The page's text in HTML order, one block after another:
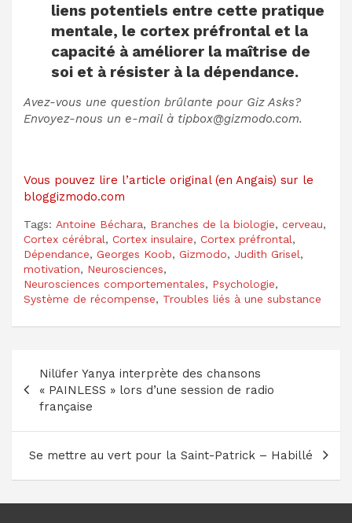
liens potentiels entre cette pratique
mentale, le cortex préfrontal et la
capacité à améliorer la maîtrise de
soi et à résister à la dépendance.
Avez-vous une question brûlante pour Giz Asks?
Envoyez-nous un e-mail à tipbox@gizmodo.com.
Vous pouvez lire l’article original (en Angais) sur le
bloggizmodo.com
Tags: Antoine Béchara, Branches de la biologie, cerveau,
Cortex cérébral, Cortex insulaire, Cortex préfrontal,
Dépendance, Georges Koob, Gizmodo, Judith Grisel,
motivation, Neurosciences,
Neurosciences comportementales, Psychologie,
Système de récompense, Troubles liés à une substance
de
l’article
Nilüfer Yanya interprète des chansons
« PAINLESS » lors d’une session de radio
française
Se mettre au vert pour la Saint-Patrick – Habillé